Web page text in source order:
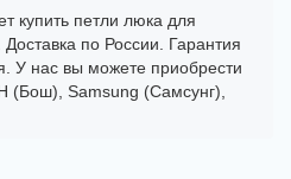
купить петли люка для
по России. Гарантия
У нас вы можете приобрести
(Бош), Samsung (Самсунг),